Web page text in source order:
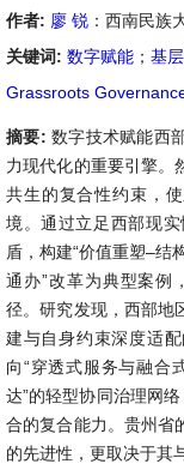
作者: 廖 锐 ：西南民族
关键词: 数字赋能 ； 基
Grassroots
摘要: 数字技术赋能西
力现代化的重要引擎。
共生的复合性约束，
境。通过立足西部现
盾，构建“价值重塑–结
通办”改革为典型案例
径。研究发现，西部地
建与自身约束深度适
向“穿透式服务与融合
达”的轻型协同治理网
合的复合能力。贵州省
的先进性，更取决于其